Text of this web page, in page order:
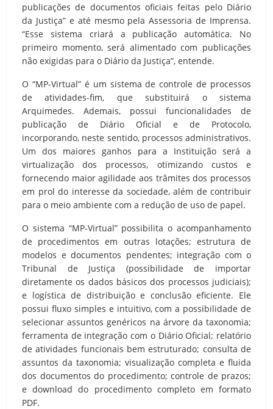
publicações de documentos oficiais feitas pelo Diário
da Justiça” e até mesmo pela Assessoria de Imprensa.
“Esse sistema criará a publicação automática. No
primeiro momento, será alimentado com publicações
não exigidas para o Diário da Justiça”, entende.
O “MP-Virtual” é um sistema de controle de processos
de atividades-fim, que substituirá o sistema
Arquimedes. Ademais, possui funcionalidades de
publicação de Diário Oficial e de Protocolo,
incorporando, neste sentido, processos administrativos.
Um dos maiores ganhos para a Instituição será a
virtualização dos processos, otimizando custos e
fornecendo maior agilidade aos trâmites dos processos
em prol do interesse da sociedade, além de contribuir
para o meio ambiente com a redução de uso de papel.
O sistema “MP-Virtual” possibilita o acompanhamento
de procedimentos em outras lotações; estrutura de
modelos e documentos pendentes; integração com o
Tribunal de Justiça (possibilidade de importar
diretamente os dados básicos dos processos judiciais);
e logística de distribuição e conclusão eficiente. Ele
possui fluxo simples e intuitivo, com a possibilidade de
selecionar assuntos genéricos na árvore da taxonomia;
ferramenta de integração com o Diário Oficial; relatório
de atividades funcionais bem estruturado; consulta de
assuntos da taxonomia; visualização completa e fluida
dos documentos do procedimento; controle de prazos;
e download do procedimento completo em formato
PDF.